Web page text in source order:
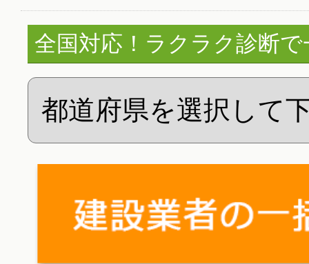
全国対応！ラクラク診断で